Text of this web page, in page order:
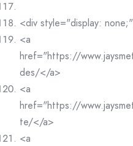
<div style="display:
<a
href="https://
des/</a>
<a
href="https://
te/</a>
<a